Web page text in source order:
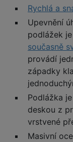
Rychlá a
Upevnění
podlážek
současně
provádí
západky
Podlážka
deskou z
vrstvené
Masivní